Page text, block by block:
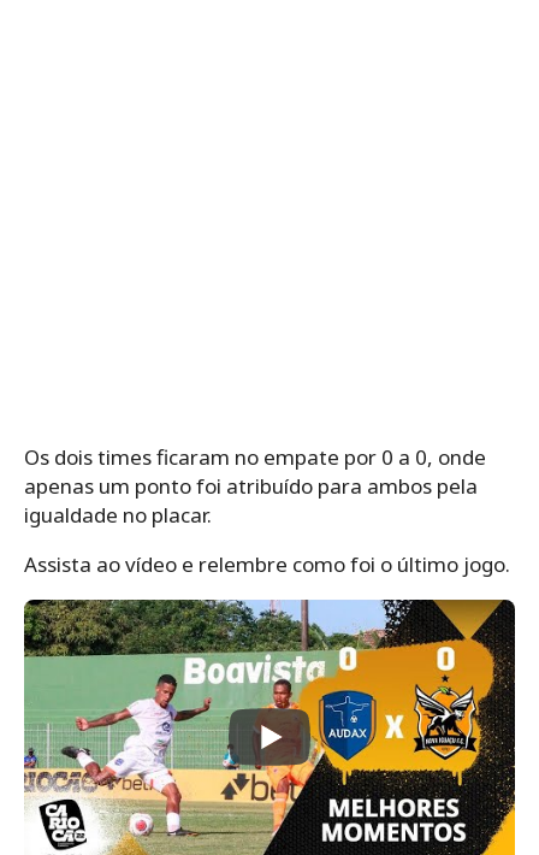
Os dois times ficaram no empate por 0 a 0, onde
apenas um ponto foi atribuído para ambos pela
igualdade no placar.
Assista ao vídeo e relembre como foi o último jogo.